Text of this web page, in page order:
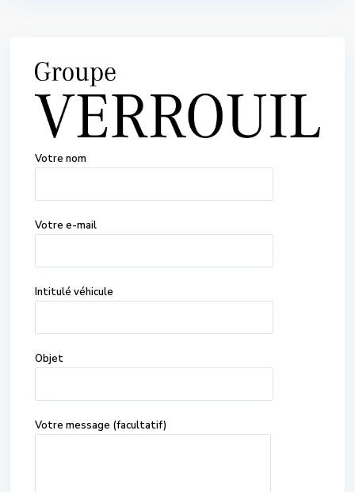
Votre nom
Votre e-mail
Intitulé véhicule
Objet
Votre message (facultatif)